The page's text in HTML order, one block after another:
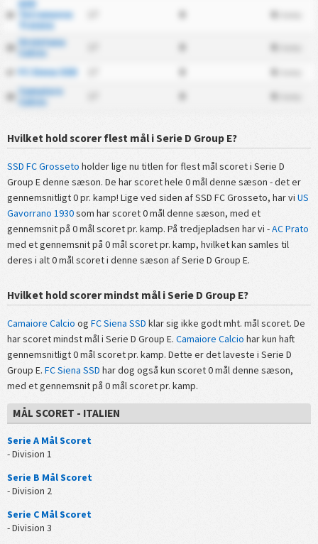
ASD
Terranuova
Traiana
0 0
Orvietana
Calcio
0
FC Siena SSD 0
Camaiore
0
Hvilket hold scorer flest mål i Serie D Group E?
SSD FC Grosseto holder lige nu titlen for flest mål scoret i Serie D
Group E denne sæson. De har scoret hele 0 mål denne sæson - det er
gennemsnitligt 0 pr. kamp! Lige ved siden af SSD FC Grosseto, har vi US
Gavorrano 1930som har scoret 0 mål denne sæson, med et
gennemsnit på 0 mål scoret pr. kamp. På tredjepladsen har vi -AC Prato
med et gennemsnit på 0 mål scoret pr. kamp, hvilket kan samles til
deres i alt 0 mål scoret i denne sæson af Serie D Group E.
Hvilket hold scorer mindst mål i Serie D Group E?
Camaiore Calcio og FC Siena SSD klar sig ikke godt mht. mål scoret. De
har scoret mindst mål i Serie D Group E. Camaiore Calcio har kun haft
gennemsnitligt 0 mål scoret pr. kamp. Dette er det laveste i Serie D
Group E. FC Siena SSD har dog også kun scoret 0 mål denne sæson,
med et gennemsnit på 0 mål scoret pr. kamp.
MÅL SCORET - ITALIEN
Serie A Mål Scoret
- Division 1
Serie B Mål Scoret
- Division 2
Serie C Mål Scoret
- Division 3